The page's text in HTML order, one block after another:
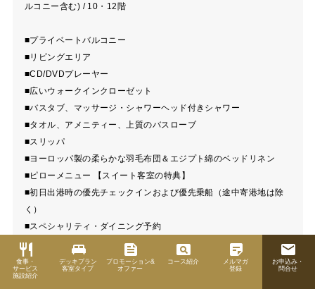
restaurant
食事・
サービス
施設紹介
king_bed
デッキプラン
客室タイプ
feed
プロモーション&
オファー
pageview
コース紹介
sticky_note_2
メルマガ
登録
email
お申込み・
問合せ
ルコニー含む) / 10・12階
■プライベートバルコニー
■リビングエリア
■CD/DVDプレーヤー
■広いウォークインクローゼット
■バスタブ、マッサージ・シャワーヘッド付きシャワー
■タオル、アメニティー、上質のバスローブ
■スリッパ
■ヨーロッパ製の柔らかな羽毛布団＆エジプト綿のベッドリネン
■ピローメニュー 【スイート客室の特典】
■初日出港時の優先チェックインおよび優先乗船（途中寄港地は除
く）
■スペシャリティ・ダイニング予約
■スペシャリティ・レストランでのご朝食（シャンパン+オレンジジ
ュースのカクテル「ミモザ」付き）
■乗船日のスペシャリティ・レストランでのディナーのカバーチャ